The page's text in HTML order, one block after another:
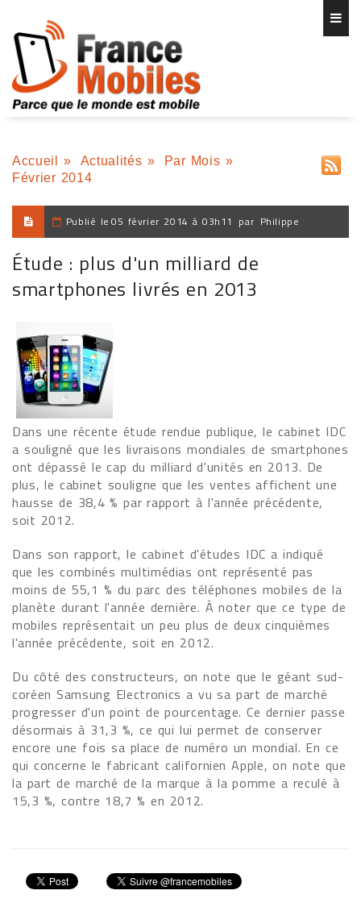
Accueil » Actualités » Par Mois »
Février 2014
Publié le 05 février 2014 à 03h11 par Philippe
Étude : plus d'un milliard de
smartphones livrés en 2013
Dans une récente étude rendue publique, le cabinet IDC
a souligné que les livraisons mondiales de smartphones
ont dépassé le cap du milliard d'unités en 2013. De
plus, le cabinet souligne que les ventes affichent une
hausse de 38,4 % par rapport à l'année précédente,
soit 2012.
Dans son rapport, le cabinet d'études IDC a indiqué
que les combinés multimédias ont représenté pas
moins de 55,1 % du parc des téléphones mobiles de la
planète durant l'année dernière. À noter que ce type de
mobiles représentait un peu plus de deux cinquièmes
l'année précédente, soit en 2012.
Du côté des constructeurs, on note que le géant sud-
coréen Samsung Electronics a vu sa part de marché
progresser d'un point de pourcentage. Ce dernier passe
désormais à 31,3 %, ce qui lui permet de conserver
encore une fois sa place de numéro un mondial. En ce
qui concerne le fabricant californien Apple, on note que
la part de marché de la marque à la pomme a reculé à
15,3 %, contre 18,7 % en 2012.